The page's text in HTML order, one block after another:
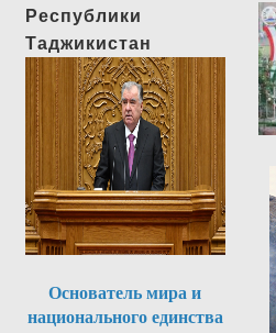
Республики
Таджикистан
Основатель мира и
национального единства